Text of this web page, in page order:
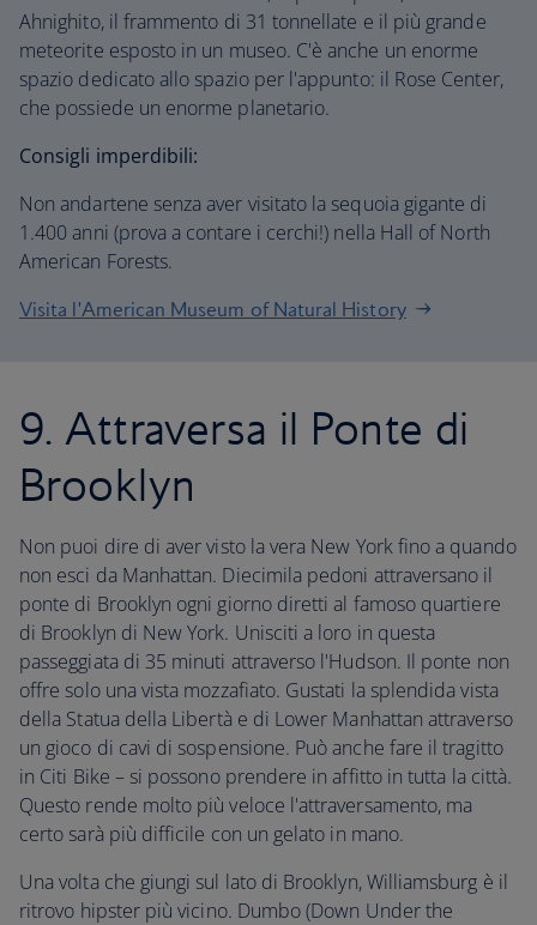
Ahnighito, il frammento di 31 tonnellate e il più grande
meteorite esposto in un museo. C'è anche un enorme
spazio dedicato allo spazio per l'appunto: il Rose Center,
che possiede un enorme planetario.
Consigli imperdibili:
Non andartene senza aver visitato la sequoia gigante di
1.400 anni (prova a contare i cerchi!) nella Hall of North
American Forests.
Visita l'American Museum of Natural History
9. Attraversa il Ponte di
Brooklyn
Non puoi dire di aver visto la vera New York fino a quando
non esci da Manhattan. Diecimila pedoni attraversano il
ponte di Brooklyn ogni giorno diretti al famoso quartiere
di Brooklyn di New York. Unisciti a loro in questa
passeggiata di 35 minuti attraverso l'Hudson. Il ponte non
offre solo una vista mozzafiato. Gustati la splendida vista
della Statua della Libertà e di Lower Manhattan attraverso
un gioco di cavi di sospensione. Può anche fare il tragitto
in Citi Bike – si possono prendere in affitto in tutta la città.
Questo rende molto più veloce l'attraversamento, ma
certo sarà più difficile con un gelato in mano.
Una volta che giungi sul lato di Brooklyn, Williamsburg è il
ritrovo hipster più vicino. Dumbo (Down Under the